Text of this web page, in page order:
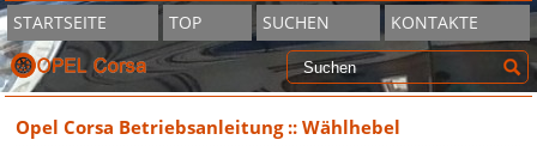
STARTSEITE TOP SUCHEN KONTAKTE
Opel Corsa Betriebsanleitung :: Wählhebel